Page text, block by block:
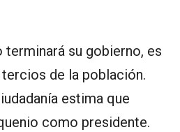
terminará su gobierno, es
de la población.
estima que
como presidente.